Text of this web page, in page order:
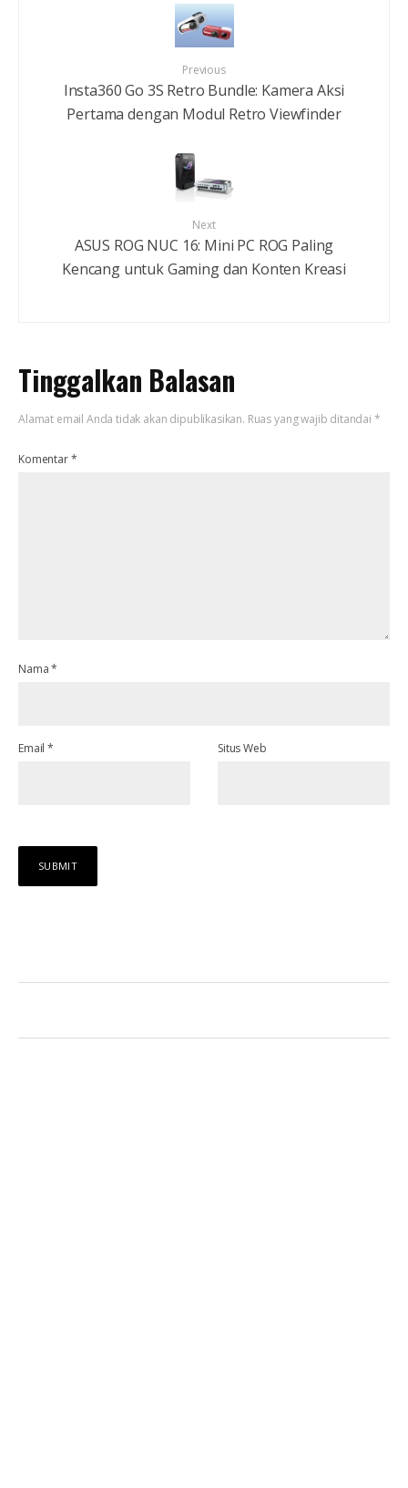
Previous
Insta360 Go 3S Retro Bundle: Kamera Aksi
Pertama dengan Modul Retro Viewfinder
Next
ASUS ROG NUC 16: Mini PC ROG Paling
Kencang untuk Gaming dan Konten Kreasi
Tinggalkan Balasan
Alamat email Anda tidak akan dipublikasikan. Ruas yang wajib ditandai *
Komentar*
Nama*
Email* Situs Web